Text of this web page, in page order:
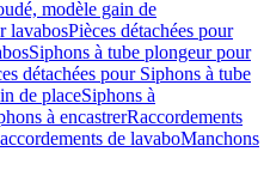
modèle gain de
lavabosPièces détachées pour
Siphons à tube plongeur pour
détachées pour Siphons à tube
de placeSiphons à
à encastrerRaccordements
de lavaboManchons